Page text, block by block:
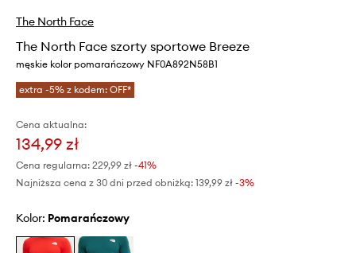
The North Face
The North Face szorty sportowe Breeze
męskie kolor pomarańczowy NF0A892N58B1
extra -5% z kodem: OFF*
Cena aktualna:
134,99 zł
Cena regularna: 229,99 zł -41%
Najniższa cena z 30 dni przed obniżką: 139,99 zł -3%
Kolor: pomarańczowy